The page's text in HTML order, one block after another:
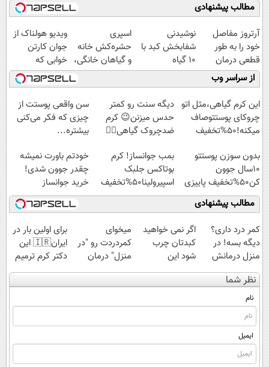
مطالب پیشنهادی
آرتروز مفاصل
خود را به طور
قطعی درمان
کنید!
◗پرسش‌نامه◖
نوشیدنی
شفابخش کبد با
10 گیاه
موثر(تخفیف تا
امشب)
اسپری
حشره‌کش خانه
و گیاهان خانگی،
نابودکننده انواع
حشرات خانگی و
آفات
ویدیو هولناک از
جوان کارتن
خوابی که
میلیاردر شد.
آموزش رایگان
از سراسر وب
این کرم گیاهی،مثل اتو
چروکای پوستتوصاف
میکنه!50%تخفیف
دیگه سنت رو کمتر
حدس میزنن😉 کرم
ضدچروک گیاهی👈🏻
سن واقعی پوستت از
چیزی که فکر می‌کنی
بیشتره...
بدون سوزن پوستتو
10سال جوون
کن50%تخفیف پاییزی
بمب جوانساز! کرم
بوتاکس جلبک
اسپیرولینا50%تخفیف
خودتم باورت نمیشه
چقدر جوون شدی!
خرید جوانساز
اسپیرولینا با تخفیف
ویژه
مطالب پیشنهادی
کمر درد داری؟
دیگه بسه! در
منزل درمانش
کن
(◀پرسش‌نامه)
اگر نمی خواهید
کبدتان چرب
شود این
نوشیدنی خوش
میخوای
کمردردت رو "در
منزل" درمان
کنی؟ (◂فیلم +
برای اولین بار در
ایران🇮🇷 این
دکتر کرم ترمیم
کننده 23 روزه
نظر شما
نام
ایمیل